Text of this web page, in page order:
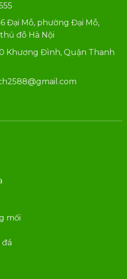
Đại Mỗ, phường Đại Mỗ,
đô Hà Nội
Khương Đình, Quận Thanh
mối
đá